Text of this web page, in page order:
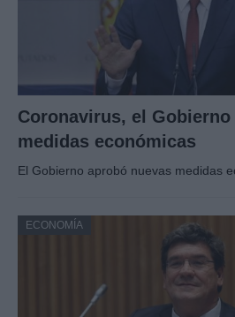
Coronavirus, el Gobierno
medidas económicas
El Gobierno aprobó nuevas medidas
ECONOMÍA